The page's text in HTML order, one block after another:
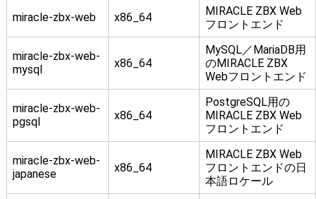
miracle-zbx-web x86_64
MIRACLE ZBX Web
フロントエンド
miracle-zbx-web-
mysql
x86_64
MySQL／MariaDB用
のMIRACLE ZBX
Webフロントエンド
miracle-zbx-web-
pgsql
x86_64
PostgreSQL用の
MIRACLE ZBX Web
フロントエンド
miracle-zbx-web-
japanese
x86_64
MIRACLE ZBX Web
フロントエンドの日
本語ロケール